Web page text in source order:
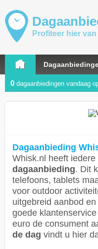
Profiteer hier
0 dagaanbiedingen vandaag
Dagaanbieding
Whisk.nl heeft
dagaanbieding. Dit
telefoons, tablets
voor outdoor
uitgebreid aanbod
goede
euro de consument
de dag vindt u hier